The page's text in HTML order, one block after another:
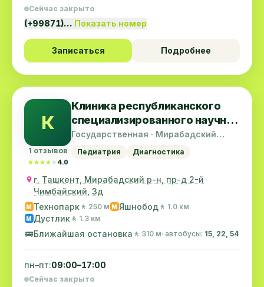
Сейчас закрыто
(+99871)… Показать номер
Записаться Подробнее
К
1 отзывов
★★★★★
★★★★★ 4.0
Клиника республиканского
специализированного научно-
практического центра
педиатрии
Государственная · Мирабадский
Педиатрия Диагностика
г. Ташкент, Мирабадский р-н, пр-д 2-й
Чимбайский, 3д
M Технопарк 🚶 250 м M Яшнобод 🚶 1.0 км
M Дустлик 🚶 1.3 км
🚌Ближайшая остановка 🚶 310 м· автобусы: 15, 22, 54
пн–пт:09:00–17:00
Сейчас закрыто